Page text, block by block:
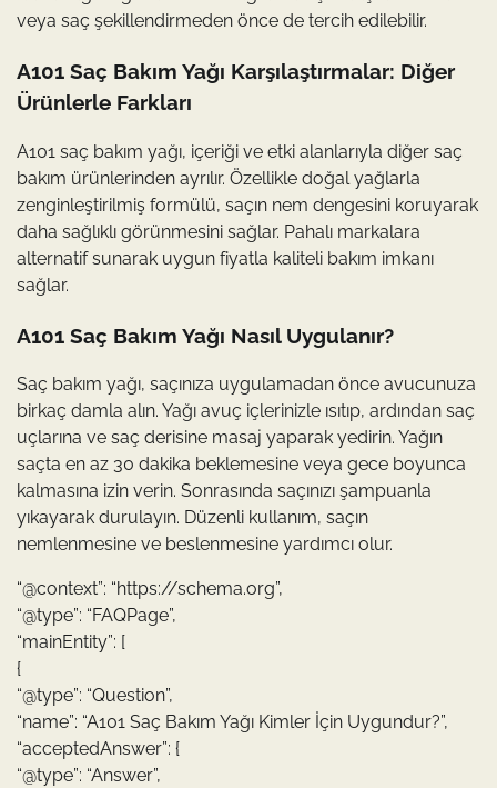
veya saç şekillendirmeden önce de tercih edilebilir.
A101 Saç Bakım Yağı Karşılaştırmalar: Diğer
Ürünlerle Farkları
A101 saç bakım yağı, içeriği ve etki alanlarıyla diğer saç
bakım ürünlerinden ayrılır. Özellikle doğal yağlarla
zenginleştirilmiş formülü, saçın nem dengesini koruyarak
daha sağlıklı görünmesini sağlar. Pahalı markalara
alternatif sunarak uygun fiyatla kaliteli bakım imkanı
sağlar.
A101 Saç Bakım Yağı Nasıl Uygulanır?
Saç bakım yağı, saçınıza uygulamadan önce avucunuza
birkaç damla alın. Yağı avuç içlerinizle ısıtıp, ardından saç
uçlarına ve saç derisine masaj yaparak yedirin. Yağın
saçta en az 30 dakika beklemesine veya gece boyunca
kalmasına izin verin. Sonrasında saçınızı şampuanla
yıkayarak durulayın. Düzenli kullanım, saçın
nemlenmesine ve beslenmesine yardımcı olur.
“@context”: “https://schema.org”,
“@type”: “FAQPage”,
“mainEntity”: [
{
“@type”: “Question”,
“name”: “A101 Saç Bakım Yağı Kimler İçin Uygundur?”,
“acceptedAnswer”: {
“@type”: “Answer”,